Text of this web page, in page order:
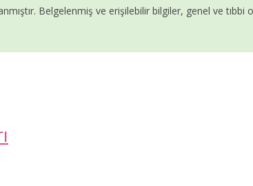
Belgelenmiş ve erişilebilir bilgiler, genel ve